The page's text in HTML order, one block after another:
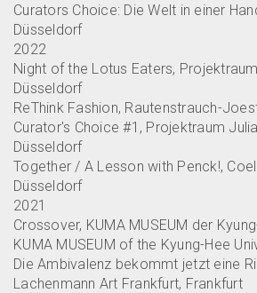
Curators Choice: Die Welt in einer
Düsseldorf
2022
Night of the Lotus Eaters,
Düsseldorf
ReThink Fashion, Rautenstrauch-
Curator's Choice #1, Projektraum
Düsseldorf
Together / A Lesson with Penck!,
Düsseldorf
2021
Crossover, KUMA MUSEUM der
KUMA MUSEUM of the Kyung-Hee
Die Ambivalenz bekommt jetzt eine
Lachenmann Art Frankfurt, Frankfurt